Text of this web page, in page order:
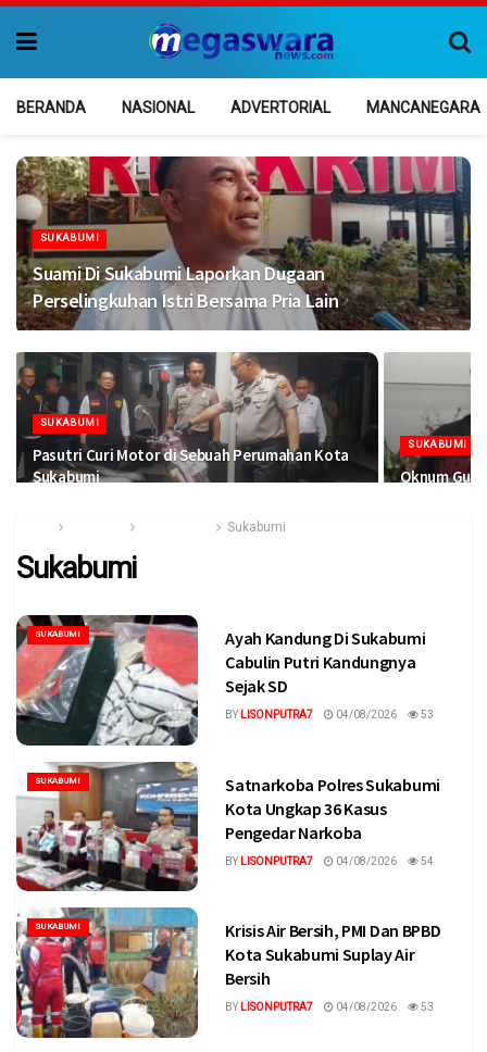
BERANDA NASIONAL ADVERTORIAL MANCANEGARA
SUKABUMI
Suami Di Sukabumi Laporkan Dugaan
Perselingkuhan Istri Bersama Pria Lain
SUKABUMI
Pasutri Curi Motor di Sebuah Perumahan Kota
Sukabumi
SUKABUMI
Oknum
Sukabumi
Sukabumi
SUKABUMI
Ayah Kandung Di Sukabumi
Cabulin Putri Kandungnya
Sejak SD
BY LISONPUTRA7 04/08/2026 53
SUKABUMI
Satnarkoba Polres Sukabumi
Kota Ungkap 36 Kasus
Pengedar Narkoba
BY LISONPUTRA7 04/08/2026 54
SUKABUMI
Krisis Air Bersih, PMI Dan BPBD
Kota Sukabumi Suplay Air
Bersih
BY LISONPUTRA7 04/08/2026 53